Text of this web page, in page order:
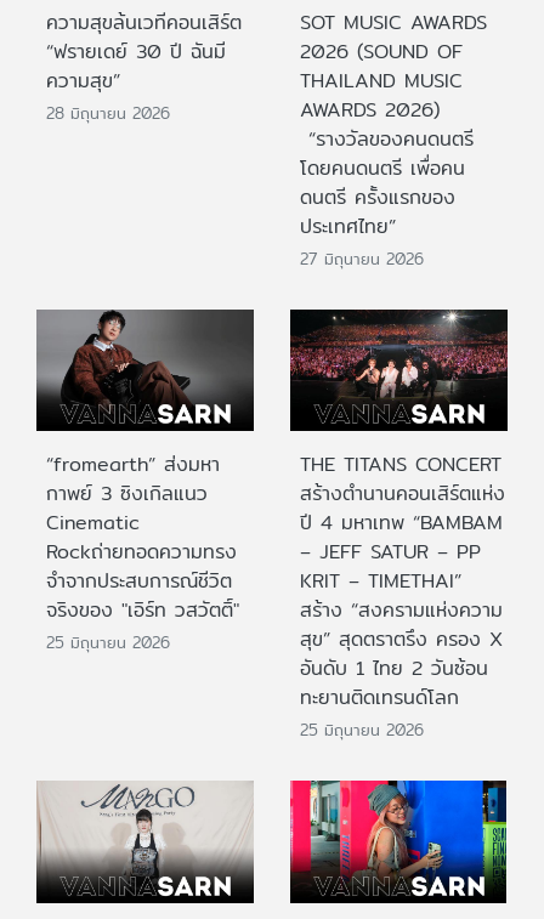
ความสุขล้นเวทีคอนเสิร์ต
“ฟรายเดย์ 30 ปี ฉันมี
ความสุข”
28 มิถุนายน 2026
SOT MUSIC AWARDS
2026 (SOUND OF
THAILAND MUSIC
AWARDS 2026)
“รางวัลของคนดนตรี
โดยคนดนตรี เพื่อคน
ดนตรี ครั้งแรกของ
ประเทศไทย”
27 มิถุนายน 2026
“fromearth” ส่งมหา
กาพย์ 3 ซิงเกิลแนว
Cinematic
Rockถ่ายทอดความทรง
จำจากประสบการณ์ชีวิต
จริงของ "เอิร์ท วสวัตติ์"
25 มิถุนายน 2026
THE TITANS CONCERT
สร้างตำนานคอนเสิร์ตแห่ง
ปี 4 มหาเทพ “BAMBAM
– JEFF SATUR – PP
KRIT – TIMETHAI”
สร้าง “สงครามแห่งความ
สุข” สุดตราตรึง ครอง X
อันดับ 1 ไทย 2 วันซ้อน
ทะยานติดเทรนด์โลก
25 มิถุนายน 2026